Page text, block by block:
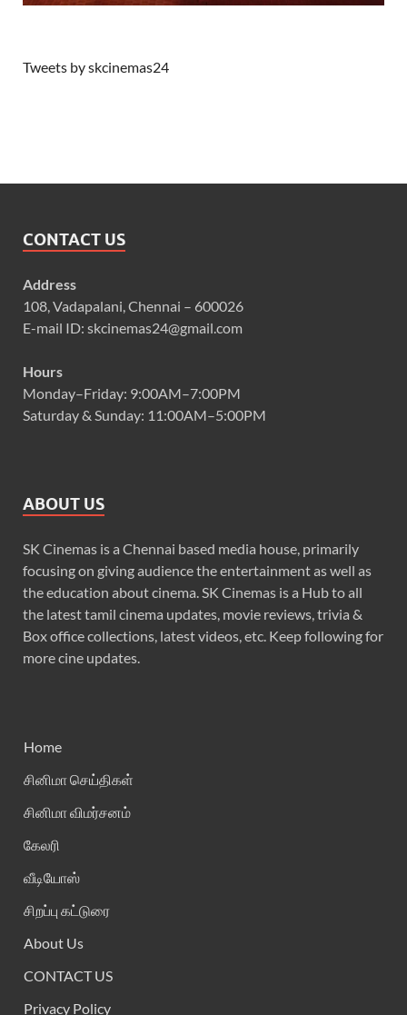
Tweets by skcinemas24
CONTACT US
Address
108, Vadapalani, Chennai – 600026
E-mail ID: skcinemas24@gmail.com
Hours
Monday–Friday: 9:00AM–7:00PM
Saturday & Sunday: 11:00AM–5:00PM
ABOUT US
SK Cinemas is a Chennai based media house, primarily
focusing on giving audience the entertainment as well as
the education about cinema. SK Cinemas is a Hub to all
the latest tamil cinema updates, movie reviews, trivia &
Box office collections, latest videos, etc. Keep following for
more cine updates.
Home
சினிமா செய்திகள்
சினிமா விமர்சனம்
கேலரி
வீடியோஸ்
சிறப்பு கட்டுரை
About Us
CONTACT US
Privacy Policy